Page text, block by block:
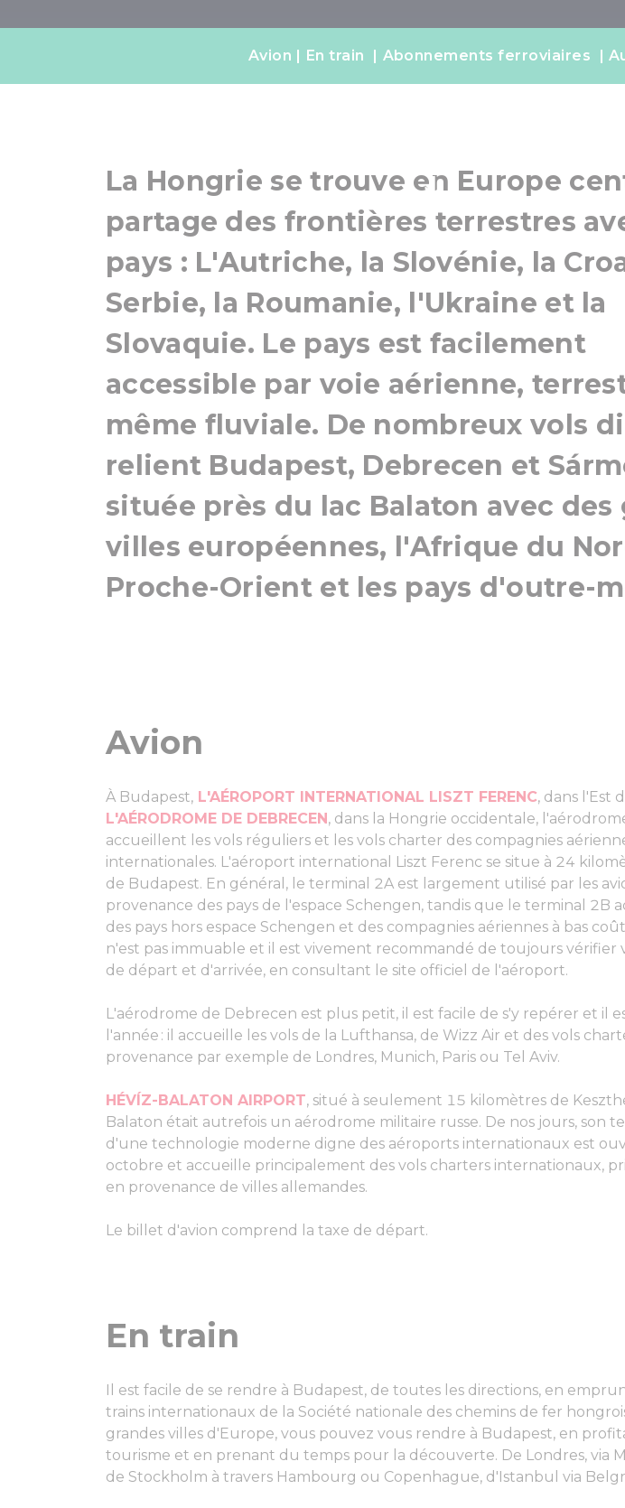
Comment se
Avion En train Abonnements ferroviaires
La Hongrie se trouve en Europe
partage des frontières terrestres
pays : L'Autriche, la Slovénie, la
Serbie, la Roumanie, l'Ukraine et la
Slovaquie. Le pays est facilement
accessible par voie aérienne,
même fluviale. De nombreux vols
relient Budapest, Debrecen et
située près du lac Balaton avec des
villes européennes, l'Afrique du
Proche-Orient et les pays d'outre-
Avion
À Budapest, L'AÉROPORT INTERNATIONAL LISZT FERENC, dans l'Est
L'AÉRODROME DE DEBRECEN, dans la Hongrie occidentale,
accueillent les vols réguliers et les vols charter des compagnies
internationales. L'aéroport international Liszt Ferenc se situe à 24
de Budapest. En général, le terminal 2A est largement utilisé par les
provenance des pays de l'espace Schengen, tandis que le terminal 2B
des pays hors espace Schengen et des compagnies aériennes à bas
n'est pas immuable et il est vivement recommandé de toujours vérifier
de départ et d'arrivée, en consultant le site officiel de l'aéroport.
L'aérodrome de Debrecen est plus petit, il est facile de s'y repérer et il
l'année : il accueille les vols de la Lufthansa, de Wizz Air et des vols
provenance par exemple de Londres, Munich, Paris ou Tel Aviv.
HÉVÍZ-BALATON AIRPORT, situé à seulement 15 kilomètres de
Balaton était autrefois un aérodrome militaire russe. De nos jours, son
d'une technologie moderne digne des aéroports internationaux est
octobre et accueille principalement des vols charters internationaux,
en provenance de villes allemandes.
Le billet d'avion comprend la taxe de départ.
En train
Il est facile de se rendre à Budapest, de toutes les directions, en
trains internationaux de la Société nationale des chemins de fer
grandes villes d'Europe, vous pouvez vous rendre à Budapest, en
tourisme et en prenant du temps pour la découverte. De Londres, via
de Stockholm à travers Hambourg ou Copenhague, d'Istanbul via